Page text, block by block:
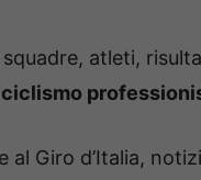
atleti,
ciclismo
al Giro d’Italia,